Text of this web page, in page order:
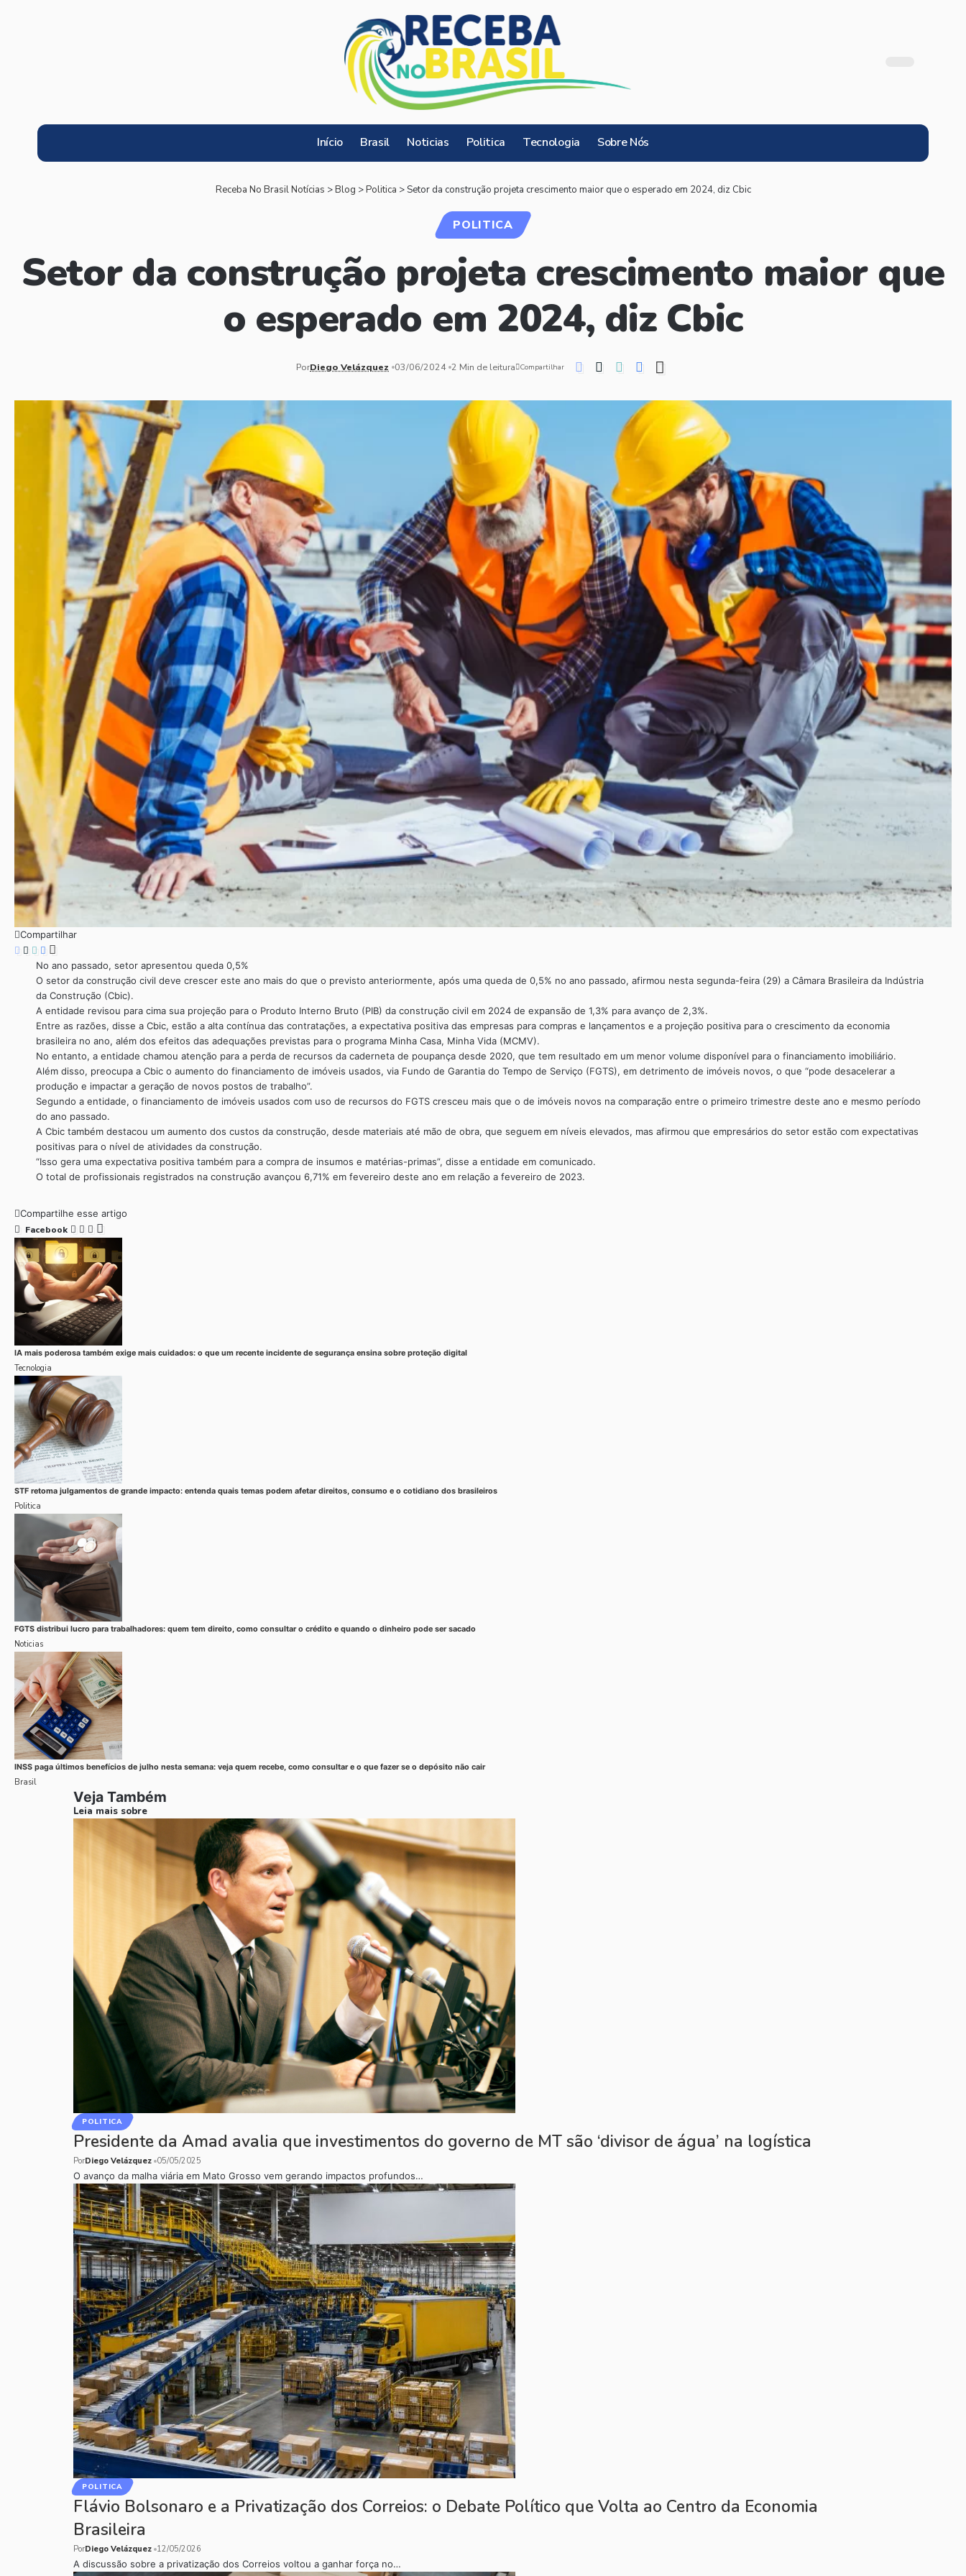
Início Brasil Noticias Politica Tecnologia Sobre Nós
Receba No Brasil Notícias >Blog >Politica >Setor da construção projeta crescimento maior que o esperado em 2024, diz Cbic
POLITICA
Setor da construção projeta crescimento maior que
o esperado em 2024, diz Cbic
PorDiego Velázquez 03/06/2024 2 Min de leitura Compartilhar
Compartilhar
No ano passado, setor apresentou queda 0,5%
O setor da construção civil deve crescer este ano mais do que o previsto anteriormente, após uma queda de 0,5% no ano passado, afirmou nesta segunda-feira (29) a Câmara Brasileira da Indústria
da Construção (Cbic).
A entidade revisou para cima sua projeção para o Produto Interno Bruto (PIB) da construção civil em 2024 de expansão de 1,3% para avanço de 2,3%.
Entre as razões, disse a Cbic, estão a alta contínua das contratações, a expectativa positiva das empresas para compras e lançamentos e a projeção positiva para o crescimento da economia
brasileira no ano, além dos efeitos das adequações previstas para o programa Minha Casa, Minha Vida (MCMV).
No entanto, a entidade chamou atenção para a perda de recursos da caderneta de poupança desde 2020, que tem resultado em um menor volume disponível para o financiamento imobiliário.
Além disso, preocupa a Cbic o aumento do financiamento de imóveis usados, via Fundo de Garantia do Tempo de Serviço (FGTS), em detrimento de imóveis novos, o que “pode desacelerar a
produção e impactar a geração de novos postos de trabalho”.
Segundo a entidade, o financiamento de imóveis usados com uso de recursos do FGTS cresceu mais que o de imóveis novos na comparação entre o primeiro trimestre deste ano e mesmo período
do ano passado.
A Cbic também destacou um aumento dos custos da construção, desde materiais até mão de obra, que seguem em níveis elevados, mas afirmou que empresários do setor estão com expectativas
positivas para o nível de atividades da construção.
“Isso gera uma expectativa positiva também para a compra de insumos e matérias-primas”, disse a entidade em comunicado.
O total de profissionais registrados na construção avançou 6,71% em fevereiro deste ano em relação a fevereiro de 2023.
Compartilhe esse artigo
Facebook
IA mais poderosa também exige mais cuidados: o que um recente incidente de segurança ensina sobre proteção digital
Tecnologia
STF retoma julgamentos de grande impacto: entenda quais temas podem afetar direitos, consumo e o cotidiano dos brasileiros
Politica
FGTS distribui lucro para trabalhadores: quem tem direito, como consultar o crédito e quando o dinheiro pode ser sacado
Noticias
INSS paga últimos benefícios de julho nesta semana: veja quem recebe, como consultar e o que fazer se o depósito não cair
Brasil
Veja Também
Leia mais sobre
POLITICA
Presidente da Amad avalia que investimentos do governo de MT são ‘divisor de água’ na logística
PorDiego Velázquez 05/05/2025
O avanço da malha viária em Mato Grosso vem gerando impactos profundos…
POLITICA
Flávio Bolsonaro e a Privatização dos Correios: o Debate Político que Volta ao Centro da Economia
Brasileira
PorDiego Velázquez 12/05/2026
A discussão sobre a privatização dos Correios voltou a ganhar força no…